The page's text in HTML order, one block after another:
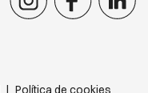
| Política de cookies